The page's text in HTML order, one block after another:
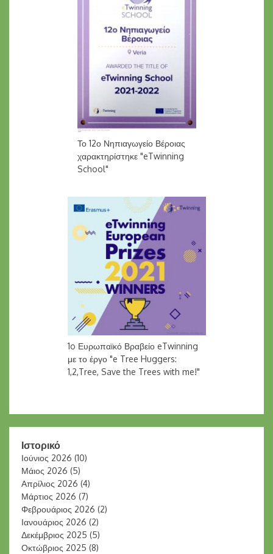
Το 12ο Νηπιαγωγείο Βέροιας
χαρακτηρίστηκε "eTwinning
School"
1o Ευρωπαϊκό Βραβείο eTwinning
με το έργο "e Tree Huggers:
1,2,Tree, Save the Trees with me!"
Ιστορικό
Ιούνιος 2026 (10)
Μάιος 2026 (5)
Απρίλιος 2026 (4)
Μάρτιος 2026 (7)
Φεβρουάριος 2026 (2)
Ιανουάριος 2026 (2)
Δεκέμβριος 2025 (5)
Οκτώβριος 2025 (8)